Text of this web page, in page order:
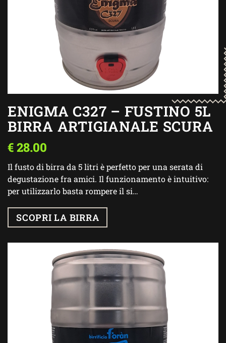
ENIGMA C327 – FUSTINO 5L
BIRRA ARTIGIANALE SCURA
€28.00
Il fusto di birra da 5 litri è perfetto per una serata di
degustazione fra amici. Il funzionamento è intuitivo:
per utilizzarlo basta rompere il si…
SCOPRI LA BIRRA